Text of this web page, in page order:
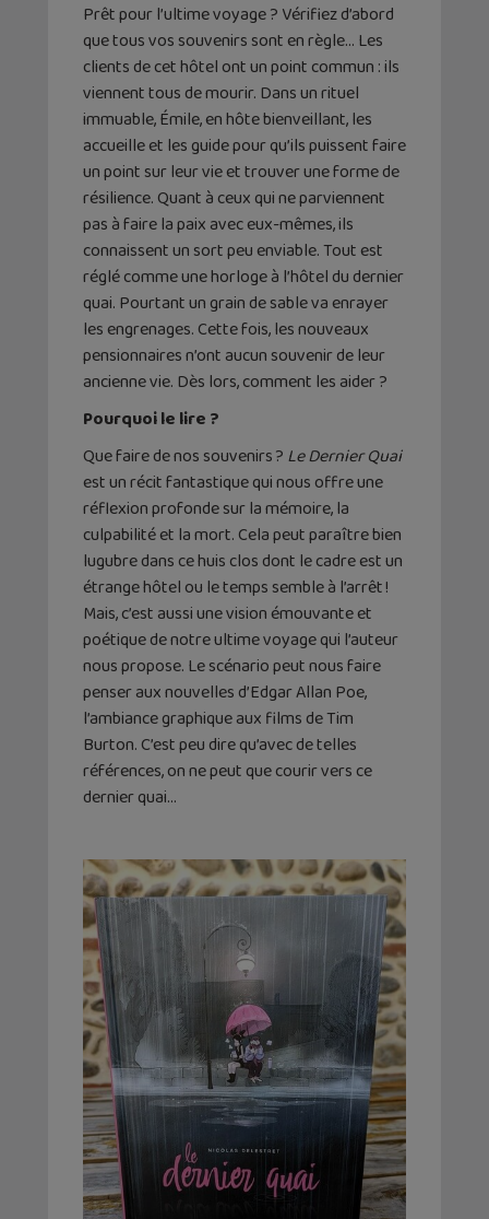
Prêt pour l’ultime voyage ? Vérifiez d’abord
que tous vos souvenirs sont en règle… Les
clients de cet hôtel ont un point commun : ils
viennent tous de mourir. Dans un rituel
immuable, Émile, en hôte bienveillant, les
accueille et les guide pour qu’ils puissent faire
un point sur leur vie et trouver une forme de
résilience. Quant à ceux qui ne parviennent
pas à faire la paix avec eux-mêmes, ils
connaissent un sort peu enviable. Tout est
réglé comme une horloge à l’hôtel du dernier
quai. Pourtant un grain de sable va enrayer
les engrenages. Cette fois, les nouveaux
pensionnaires n’ont aucun souvenir de leur
ancienne vie. Dès lors, comment les aider ?
Pourquoi le lire ?
Que faire de nos souvenirs ? Le Dernier Quai
est un récit fantastique qui nous offre une
réflexion profonde sur la mémoire, la
culpabilité et la mort. Cela peut paraître bien
lugubre dans ce huis clos dont le cadre est un
étrange hôtel ou le temps semble à l’arrêt !
Mais, c’est aussi une vision émouvante et
poétique de notre ultime voyage qui l’auteur
nous propose. Le scénario peut nous faire
penser aux nouvelles d’Edgar Allan Poe,
l’ambiance graphique aux films de Tim
Burton. C’est peu dire qu’avec de telles
références, on ne peut que courir vers ce
dernier quai…